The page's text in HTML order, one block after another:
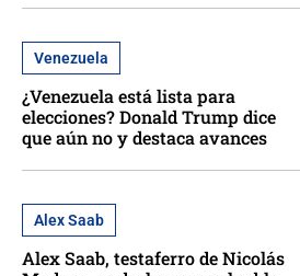
Venezuela
¿Venezuela está lista para
elecciones? Donald Trump dice
que aún no y destaca avances
Alex Saab
Alex Saab, testaferro de Nicolás